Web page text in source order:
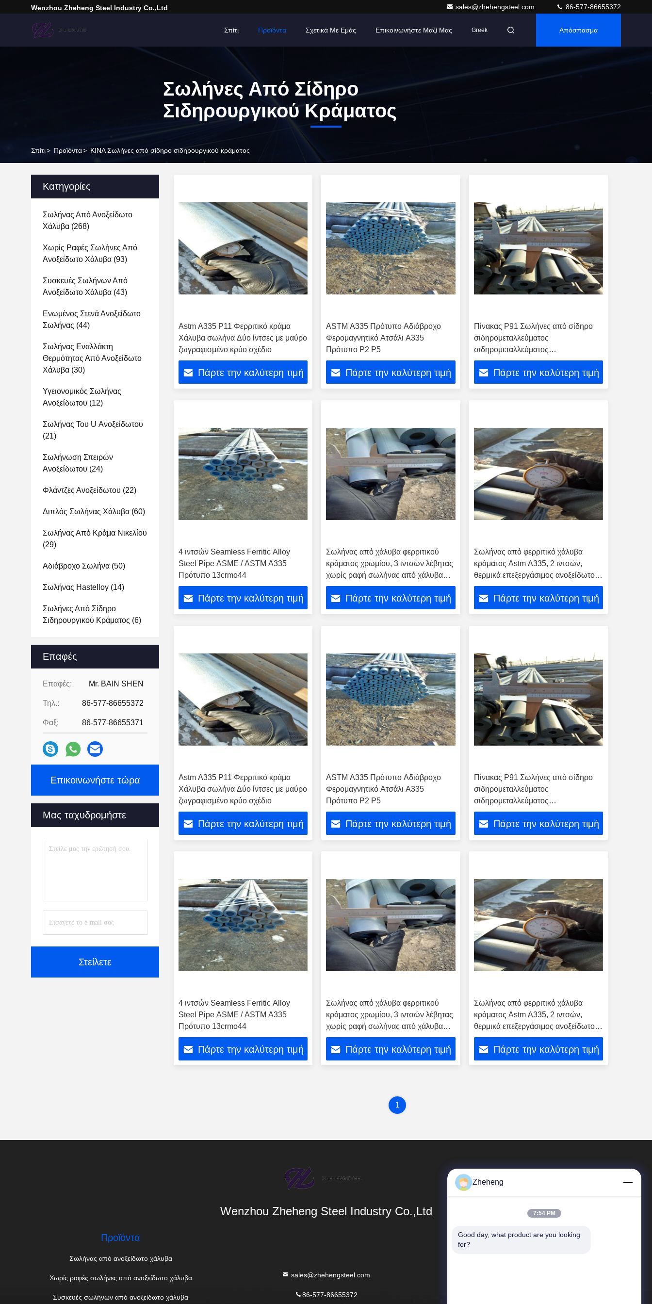
Wenzhou Zheheng Steel Industry Co.,Ltd sales@zhehengsteel.com 86-577-86655372
Σπίτι Προϊόντα Σχετικά Με Εμάς Επικοινωνήστε Μαζί Μας Greek Απόσπασμα
Σωλήνες Από Σίδηρο
Σιδηρουργικού Κράματος
Σπίτι> Προϊόντα> ΚΙΝΑ Σωλήνες από σίδηρο σιδηρουργικού κράματος
Κατηγορίες
Σωλήνας Από Ανοξείδωτο
Χάλυβα (268)
Χωρίς Ραφές Σωλήνες Από
Ανοξείδωτο Χάλυβα (93)
Συσκευές Σωλήνων Από
Ανοξείδωτο Χάλυβα (43)
Ενωμένος Στενά Ανοξείδωτο
Σωλήνας (44)
Σωλήνας Εναλλάκτη
Θερμότητας Από Ανοξείδωτο
Χάλυβα (30)
Υγειονομικός Σωλήνας
Ανοξείδωτου (12)
Σωλήνας Του U Ανοξείδωτου
(21)
Σωλήνωση Σπειρών
Ανοξείδωτου (24)
Φλάντζες Ανοξείδωτου (22)
Διπλός Σωλήνας Χάλυβα (60)
Σωλήνας Από Κράμα Νικελίου
(29)
Αδιάβροχο Σωλήνα (50)
Σωλήνας Hastelloy (14)
Σωλήνες Από Σίδηρο
Σιδηρουργικού Κράματος (6)
Επαφές
Επαφές: Mr. BAIN SHEN
Τηλ.: 86-577-86655372
Φαξ: 86-577-86655371
Επικοινωνήστε τώρα
Μας ταχυδρομήστε
Στείλετε
Astm A335 P11 Φερριτικό κράμα
Χάλυβα σωλήνα Δύο ίντσες με μαύρο
ζωγραφισμένο κρύο σχέδιο
Πάρτε την καλύτερη τιμή
ASTM A335 Πρότυπο Αδιάβροχο
Φερομαγνητικό Ατσάλι Α335
Πρότυπο P2 P5
Πάρτε την καλύτερη τιμή
Πίνακας P91 Σωλήνες από σίδηρο
σιδηρομεταλλεύματος
σιδηρομεταλλεύματος
σιδηρομεταλλεύματος
σιδηρομεταλλεύματος σε υψηλή
θερμοκρασία
Πάρτε την καλύτερη τιμή
4 ιντσών Seamless Ferritic Alloy
Steel Pipe ASME / ASTM A335
Πρότυπο 13crmo44
Πάρτε την καλύτερη τιμή
Σωλήνας από χάλυβα φερριτικού
κράματος χρωμίου, 3 ιντσών λέβητας
χωρίς ραφή σωλήνας από χάλυβα
κράματος
Πάρτε την καλύτερη τιμή
Σωλήνας από φερριτικό χάλυβα
κράματος Astm A335, 2 ιντσών,
θερμικά επεξεργάσιμος ανοξείδωτος
χάλυβας
Πάρτε την καλύτερη τιμή
Astm A335 P11 Φερριτικό κράμα
Χάλυβα σωλήνα Δύο ίντσες με μαύρο
ζωγραφισμένο κρύο σχέδιο
Πάρτε την καλύτερη τιμή
ASTM A335 Πρότυπο Αδιάβροχο
Φερομαγνητικό Ατσάλι Α335
Πρότυπο P2 P5
Πάρτε την καλύτερη τιμή
Πίνακας P91 Σωλήνες από σίδηρο
σιδηρομεταλλεύματος
σιδηρομεταλλεύματος
σιδηρομεταλλεύματος
σιδηρομεταλλεύματος σε υψηλή
θερμοκρασία
Πάρτε την καλύτερη τιμή
4 ιντσών Seamless Ferritic Alloy
Steel Pipe ASME / ASTM A335
Πρότυπο 13crmo44
Πάρτε την καλύτερη τιμή
Σωλήνας από χάλυβα φερριτικού
κράματος χρωμίου, 3 ιντσών λέβητας
χωρίς ραφή σωλήνας από χάλυβα
κράματος
Πάρτε την καλύτερη τιμή
Σωλήνας από φερριτικό χάλυβα
κράματος Astm A335, 2 ιντσών,
θερμικά επεξεργάσιμος ανοξείδωτος
χάλυβας
Πάρτε την καλύτερη τιμή
1
Wenzhou Zheheng Steel Industry Co.,Ltd
Προϊόντα
Σωλήνας από ανοξείδωτο χάλυβα
Χωρίς ραφές σωλήνες από ανοξείδωτο χάλυβα
Συσκευές σωλήνων από ανοξείδωτο χάλυβα
sales@zhehengsteel.com
86-577-86655372
Γρήγορες Συνδέσεις
Zheheng
7:54 PM
Good day, what product are you looking
for?